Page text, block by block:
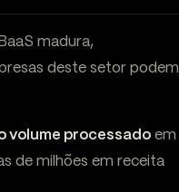
madura,
deste setor podem
volume processado em
de milhões em receita